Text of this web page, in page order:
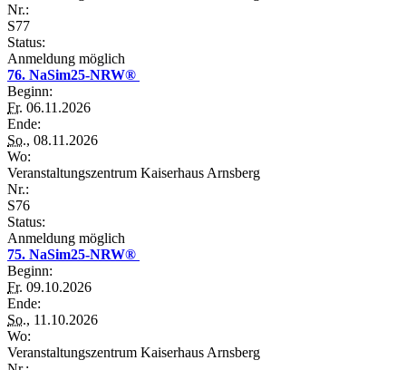
Nr.:
S77
Status:
Anmeldung möglich
76. NaSim25-NRW®
Beginn:
Fr. 06.11.2026
Ende:
So., 08.11.2026
Wo:
Veranstaltungszentrum Kaiserhaus Arnsberg
Nr.:
S76
Status:
Anmeldung möglich
75. NaSim25-NRW®
Beginn:
Fr. 09.10.2026
Ende:
So., 11.10.2026
Wo:
Veranstaltungszentrum Kaiserhaus Arnsberg